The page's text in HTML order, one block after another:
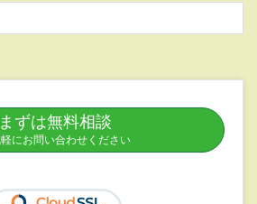
まずは無料相談
にお問い合わせください